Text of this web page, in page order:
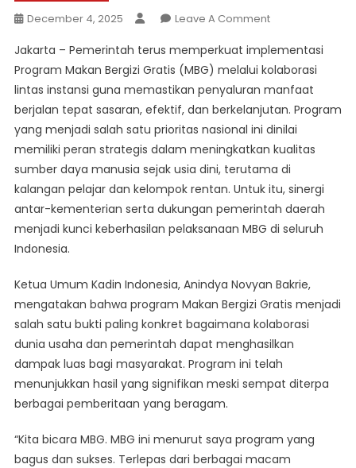
December 4, 2025 Leave A CommentOn
Perkuat
Program
MBG
Melalui
Kerja
Sama
Lintas
Instansi
Jakarta – Pemerintah terus memperkuat implementasi
Program Makan Bergizi Gratis (MBG) melalui kolaborasi
lintas instansi guna memastikan penyaluran manfaat
berjalan tepat sasaran, efektif, dan berkelanjutan. Program
yang menjadi salah satu prioritas nasional ini dinilai
memiliki peran strategis dalam meningkatkan kualitas
sumber daya manusia sejak usia dini, terutama di
kalangan pelajar dan kelompok rentan. Untuk itu, sinergi
antar-kementerian serta dukungan pemerintah daerah
menjadi kunci keberhasilan pelaksanaan MBG di seluruh
Indonesia.
Ketua Umum Kadin Indonesia, Anindya Novyan Bakrie,
mengatakan bahwa program Makan Bergizi Gratis menjadi
salah satu bukti paling konkret bagaimana kolaborasi
dunia usaha dan pemerintah dapat menghasilkan
dampak luas bagi masyarakat. Program ini telah
menunjukkan hasil yang signifikan meski sempat diterpa
berbagai pemberitaan yang beragam.
“Kita bicara MBG. MBG ini menurut saya program yang
bagus dan sukses. Terlepas dari berbagai macam